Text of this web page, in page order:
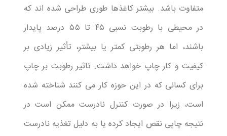
متفاوت باشد. بیشتر کاغذها طوری طراحی شده اند که
در محیطی با رطوبت نسبی ۴۵ تا ۵۵ درصد پایدار
باشند، اما هر رطوبتی کمتر یا بیشتر، تأثیر زیادی بر
کیفیت و کار چاپ خواهد داشت. تاثیر رطوبت بر چاپ
برای کسانی که در این حوزه کار می کنند شناخته شده
است، زیرا در صورت کنترل نادرست ممکن است در
نتیجه چاپی نقص ایجاد کرده یا به دلیل تغذیه نادرست